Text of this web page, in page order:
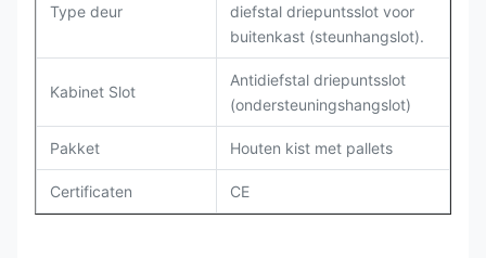
Type deur
diefstal driepuntsslot voor
buitenkast (steunhangslot).
Kabinet Slot
Antidiefstal driepuntsslot
(ondersteuningshangslot)
Pakket Houten kist met pallets
Certificaten CE